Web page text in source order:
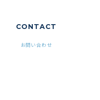
CONTACT
お問い合わせ